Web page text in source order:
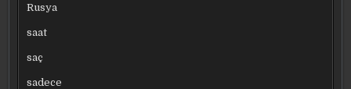
Rusya
saat
saç
sadece